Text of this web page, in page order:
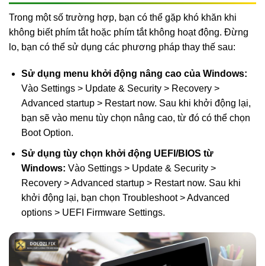
Trong một số trường hợp, bạn có thể gặp khó khăn khi
không biết phím tắt hoặc phím tắt không hoạt động. Đừng
lo, bạn có thể sử dụng các phương pháp thay thế sau:
Sử dụng menu khởi động nâng cao của Windows:
Vào Settings > Update & Security > Recovery >
Advanced startup > Restart now. Sau khi khởi động lại,
bạn sẽ vào menu tùy chọn nâng cao, từ đó có thể chọn
Boot Option.
Sử dụng tùy chọn khởi động UEFI/BIOS từ
Windows: Vào Settings > Update & Security >
Recovery > Advanced startup > Restart now. Sau khi
khởi động lại, bạn chọn Troubleshoot > Advanced
options > UEFI Firmware Settings.